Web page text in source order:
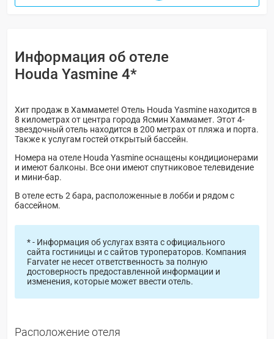
Информация об отеле
Houda Yasmine 4*
Хит продаж в Хаммамете! Отель Houda Yasmine находится в
8 километрах от центра города Ясмин Хаммамет. Этот 4-
звездочный отель находится в 200 метрах от пляжа и порта.
Также к услугам гостей открытый бассейн.
Номера на отеле Houda Yasmine оснащены кондиционерами
и имеют балконы. Все они имеют спутниковое телевидение
и мини-бар.
В отеле есть 2 бара, расположенные в лобби и рядом с
бассейном.
* - Информация об услугах взята с официального
сайта гостиницы и с сайтов туроператоров. Компания
Farvater не несет ответственность за полную
достоверность предоставленной информации и
изменения, которые может ввести отель.
Расположение отеля